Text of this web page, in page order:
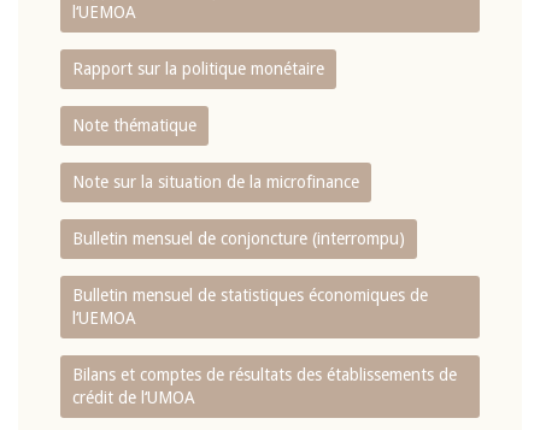
l‘UEMOA
Rapport sur la politique monétaire
Note thématique
Note sur la situation de la microfinance
Bulletin mensuel de conjoncture (interrompu)
Bulletin mensuel de statistiques économiques de
l‘UEMOA
Bilans et comptes de résultats des établissements de
crédit de l‘UMOA